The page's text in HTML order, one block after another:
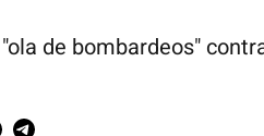
de bombardeos"